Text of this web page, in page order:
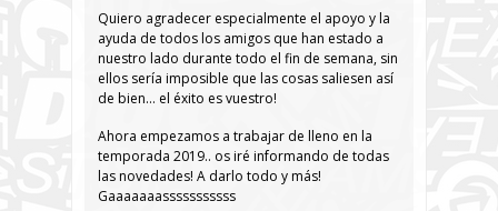
Quiero agradecer especialmente el apoyo y la
ayuda de todos los amigos que han estado a
nuestro lado durante todo el fin de semana, sin
ellos sería imposible que las cosas saliesen así
de bien… el éxito es vuestro!
Ahora empezamos a trabajar de lleno en la
temporada 2019.. os iré informando de todas
las novedades! A darlo todo y más!
Gaaaaaaasssssssssss